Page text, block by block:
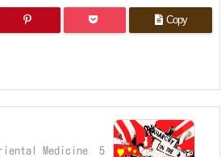
Copy
Medicine 5